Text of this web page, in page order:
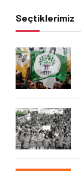
Seçtiklerimiz